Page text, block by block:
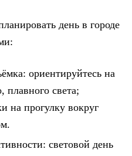
день в городе
ориентируйтесь на
плавного света;
на прогулку вокруг
световой день